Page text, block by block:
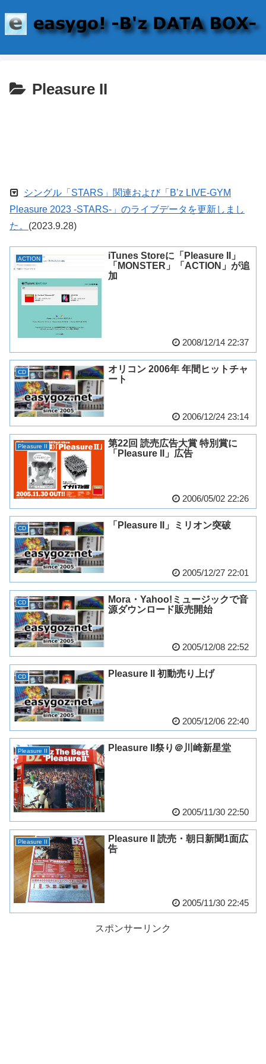
Pleasure II
シングル「STARS」関連および「B’z LIVE-GYM
Pleasure 2023 -STARS-」のライブデータを更新しまし
た。 (2023.9.28)
ACTION
iTunes Storeに「Pleasure II」
「MONSTER」「ACTION」が追
加
2008/12/14 22:37
CD
オリコン 2006年 年間ヒットチャ
ート
2006/12/24 23:14
Pleasure II
第22回 読売広告大賞 特別賞に
「Pleasure II」広告
2006/05/02 22:26
CD 「Pleasure II」ミリオン突破
2005/12/27 22:01
CD
Mora・Yahoo!ミュージックで音
源ダウンロード販売開始
2005/12/08 22:52
CD Pleasure II 初動売り上げ
2005/12/06 22:40
Pleasure II Pleasure II祭り＠川崎新星堂
2005/11/30 22:50
Pleasure II
Pleasure II 読売・朝日新聞1面広
告
2005/11/30 22:45
スポンサーリンク